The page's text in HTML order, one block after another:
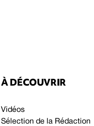
À DÉCOUVRIR
Vidéos
Sélection de la Rédaction